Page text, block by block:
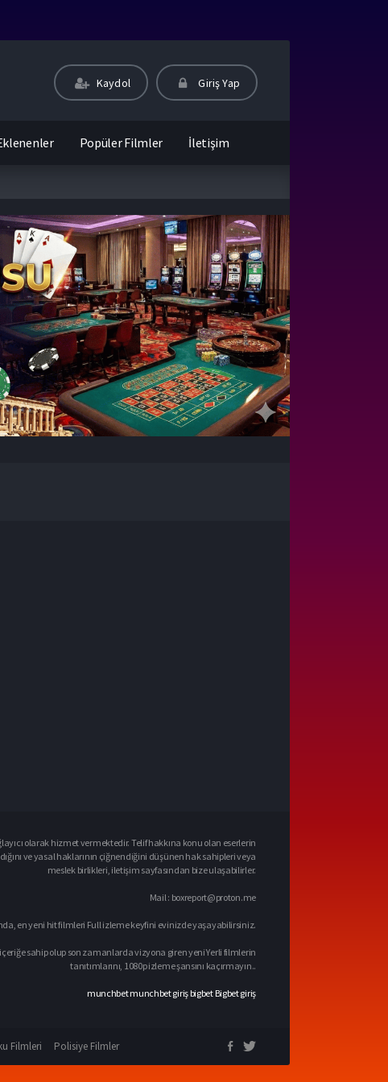
Kaydol Giriş Yap
Popüler Filmler İletişim
olarak hizmet vermektedir. Telif hakkına konu olan eserlerin
ve yasal haklarının çiğnendiğini düşünen hak sahipleri veya
meslek birlikleri, iletişim sayfasından bize ulaşabilirler.
Mail : boxreport@proton.me
en yeni hit filmleri Full izleme keyfini evinizde yaşayabilirsiniz.
sahip olup son zamanlarda vizyona giren yeni Yerli filmlerin
tanıtımlarını, 1080p izleme şansını kaçırmayın..
munchbetmunchbet giriş bigbet Bigbet giriş
Filmleri Polisiye Filmler